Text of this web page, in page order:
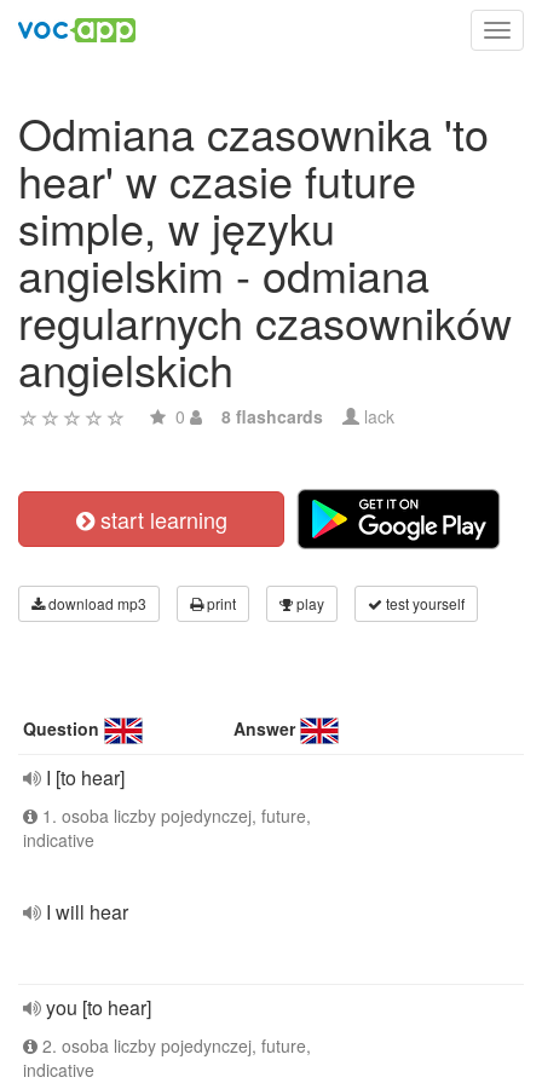
Odmiana czasownika 'to
hear' w czasie future
simple, w języku
angielskim - odmiana
regularnych czasowników
angielskich
0 8 flashcards lack
start learning
download mp3 print play test yourself
Question Answer
I [to hear]
1. osoba liczby pojedynczej, future,
indicative
I will hear
you [to hear]
2. osoba liczby pojedynczej, future,
indicative